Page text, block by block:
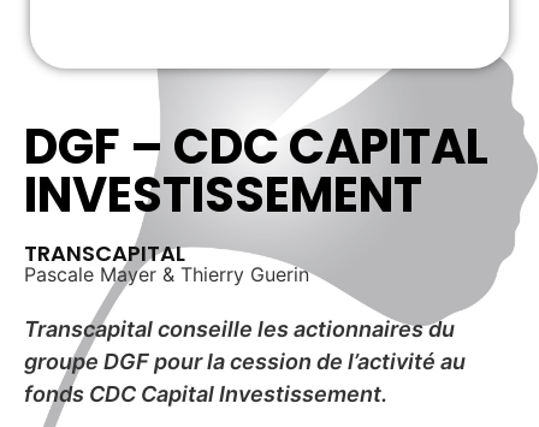
DGF – CDC CAPITAL
INVESTISSEMENT
TRANSCAPITAL
Pascale Mayer & Thierry Guerin
Transcapital conseille les actionnaires du
groupe DGF pour la cession de l’activité au
fonds CDC Capital Investissement.